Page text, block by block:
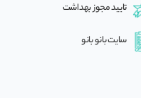
تایید مجوز بهداشت
سایت بانو بانو